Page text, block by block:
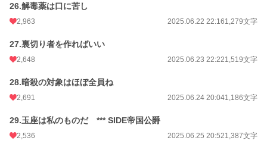
26.解毒薬は口に苦し
2,963 2025.06.22 22:161,279文字
27.裏切り者を作ればいい
2,648 2025.06.23 22:221,519文字
28.暗殺の対象はほぼ全員ね
2,691 2025.06.24 20:041,186文字
29.玉座は私のものだ *** SIDE帝国公爵
2,536 2025.06.25 20:521,387文字